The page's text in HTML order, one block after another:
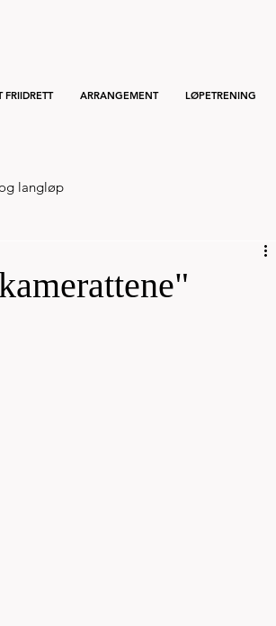
FRIIDRETT ARRANGEMENT LØPETRENING
langløp